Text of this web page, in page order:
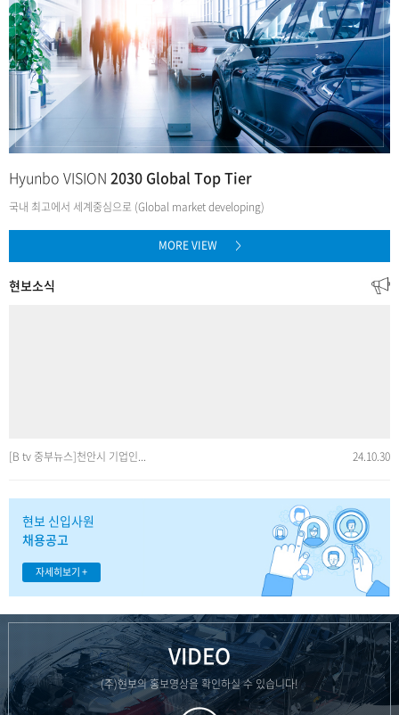
Hyunbo VISION 2030 Global Top Tier
국내 최고에서 세계중심으로 (Global market developing)
MORE VIEW >
현보소식
[B tv 중부뉴스]천안시 기업인... 24.10.30
현보 신입사원
채용공고
자세히보기 +
VIDEO
(주)현보의 홍보영상을 확인하실 수 있습니다!